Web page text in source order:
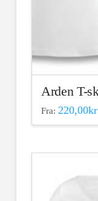
Arden T-
Fra: 220,00kr
har
varianter.
Alternativene